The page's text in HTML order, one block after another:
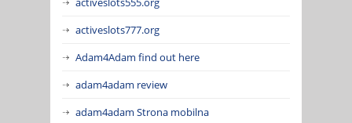
activeslots777.org
Adam4Adam find out here
adam4adam review
adam4adam Strona mobilna